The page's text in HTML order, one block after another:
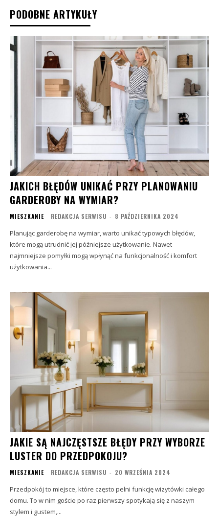
PODOBNE ARTYKUŁY
JAKICH BŁĘDÓW UNIKAĆ PRZY PLANOWANIU
GARDEROBY NA WYMIAR?
MIESZKANIE REDAKCJA SERWISU - 8 PAŹDZIERNIKA 2024
Planując garderobę na wymiar, warto unikać typowych błędów,
które mogą utrudnić jej późniejsze użytkowanie. Nawet
najmniejsze pomyłki mogą wpłynąć na funkcjonalność i komfort
użytkowania...
JAKIE SĄ NAJCZĘSTSZE BŁĘDY PRZY WYBORZE
LUSTER DO PRZEDPOKOJU?
MIESZKANIE REDAKCJA SERWISU - 20 WRZEŚNIA 2024
Przedpokój to miejsce, które często pełni funkcję wizytówki całego
domu. To w nim goście po raz pierwszy spotykają się z naszym
stylem i gustem,...